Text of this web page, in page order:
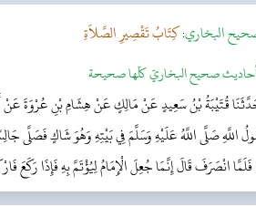
البخاري:کِتَابُ تَقْصِيرِ الصَّلاَةِ
صحيح البخاريّ كلّها صحيحة
قُتَيْبَةُ بْنُ سَعِيدٍ عَنْ مَالِكٍ عَنْ هِشَامِ بْنِ عُرْوَةَ عَنْ
اللَّهِ صَلَّى اللَّهُ عَلَيْهِ وَسَلَّمَ فِي بَيْتِهِ وَهُوَ شَاكٍ فَصَلَّى
انْصَرَفَ قَالَ إِنَّمَا جُعِلَ الْإِمَامُ لِيُؤْتَمَّ بِهِ فَإِذَا رَكَعَ